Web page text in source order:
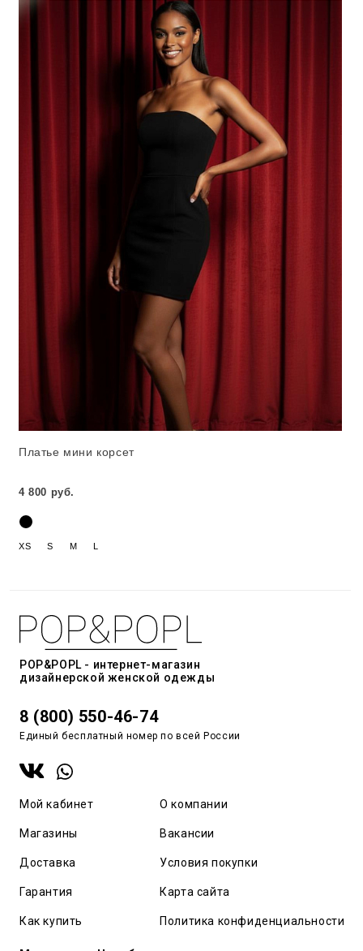
Платье мини корсет
4 800 руб.
XS S M L
POP&POPL - интернет-магазин
дизайнерской женской одежды
8 (800) 550-46-74
Единый бесплатный номер по всей России
Мой кабинет
Магазины
Доставка
Гарантия
Как купить
О компании
Вакансии
Условия покупки
Карта сайта
Политика конфиденциальности